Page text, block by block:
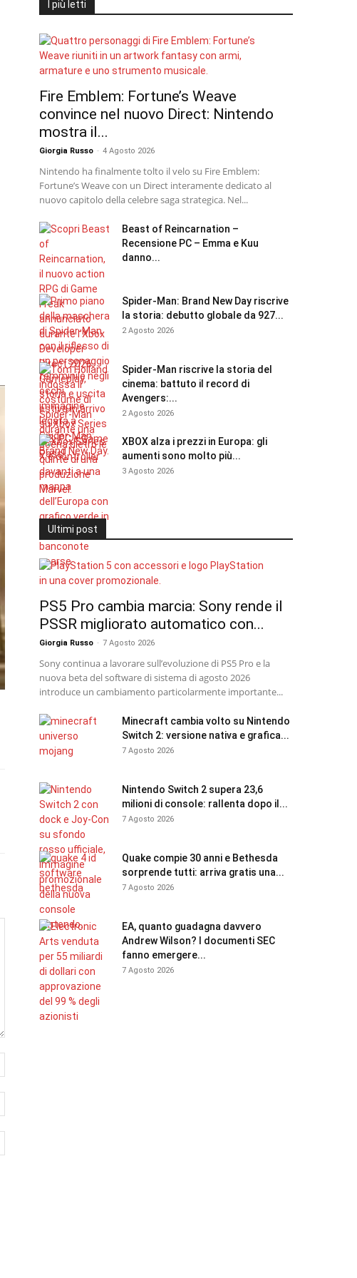
I più letti
Fire Emblem: Fortune’s Weave
convince nel nuovo Direct: Nintendo
mostra il...
Giorgia Russo - 4 Agosto 2026
Nintendo ha finalmente tolto il velo su Fire Emblem:
Fortune’s Weave con un Direct interamente dedicato al
nuovo capitolo della celebre saga strategica. Nel...
Beast of Reincarnation –
Recensione PC – Emma e Kuu
danno...
Spider-Man: Brand New Day riscrive
la storia: debutto globale da 927...
2 Agosto 2026
Spider-Man riscrive la storia del
cinema: battuto il record di
Avengers:...
2 Agosto 2026
XBOX alza i prezzi in Europa: gli
aumenti sono molto più...
3 Agosto 2026
Ultimi post
PS5 Pro cambia marcia: Sony rende il
PSSR migliorato automatico con...
Giorgia Russo - 7 Agosto 2026
Sony continua a lavorare sull’evoluzione di PS5 Pro e la
nuova beta del software di sistema di agosto 2026
introduce un cambiamento particolarmente importante...
Minecraft cambia volto su Nintendo
Switch 2: versione nativa e grafica...
7 Agosto 2026
Nintendo Switch 2 supera 23,6
milioni di console: rallenta dopo il...
7 Agosto 2026
Quake compie 30 anni e Bethesda
sorprende tutti: arriva gratis una...
7 Agosto 2026
EA, quanto guadagna davvero
Andrew Wilson? I documenti SEC
fanno emergere...
7 Agosto 2026